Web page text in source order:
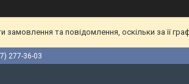
та повідомлення, оскільки за її
277-36-03